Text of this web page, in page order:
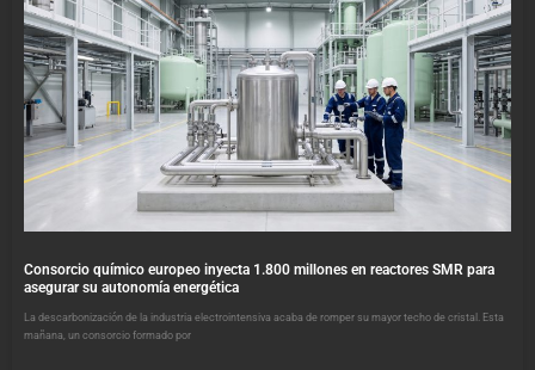
Consorcio químico europeo inyecta 1.800 millones en reactores SMR para
asegurar su autonomía energética
La descarbonización de la industria electrointensiva acaba de romper su mayor techo de cristal. Esta
mañana, un consorcio formado por